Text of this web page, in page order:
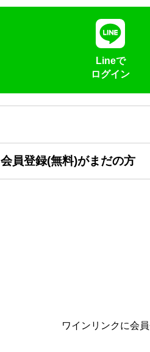
Lineで
ログイン
会員登録(無料)がまだの方
ワインリンクに会